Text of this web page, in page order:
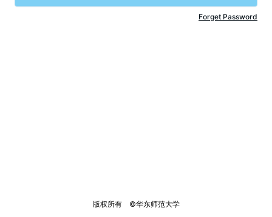
Forget Password
版权所有    ©华东师范大学